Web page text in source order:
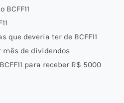
que deveria ter de BCFF11
mês de dividendos
para receber R$ 5000